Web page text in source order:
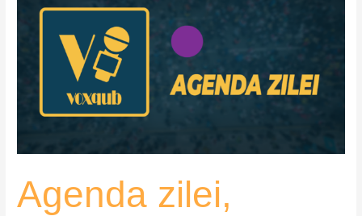
Agenda zilei,
29.07.2026